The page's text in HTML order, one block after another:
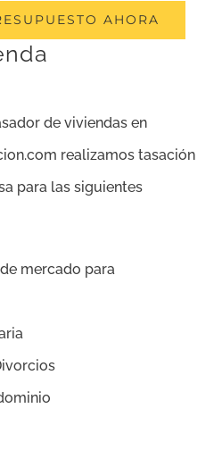
AHORA
de viviendas en
realizamos tasación
para las siguientes
mercado para